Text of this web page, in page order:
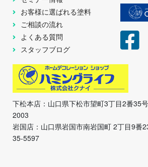
お客様に選ばれる塗料
ご相談の流れ
よくある質問
スタッフブログ
下松本店：山口県下松市望町3丁目2番
2003
岩国店：山口県岩国市南岩国町 2丁目9
35-5597